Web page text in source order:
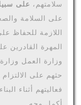
سلامتهم، على
على السلامة
اللازمة للحفاظ
المهرة القادرين
وزارة العمل
حثهم على
فعاليتهم أثناء